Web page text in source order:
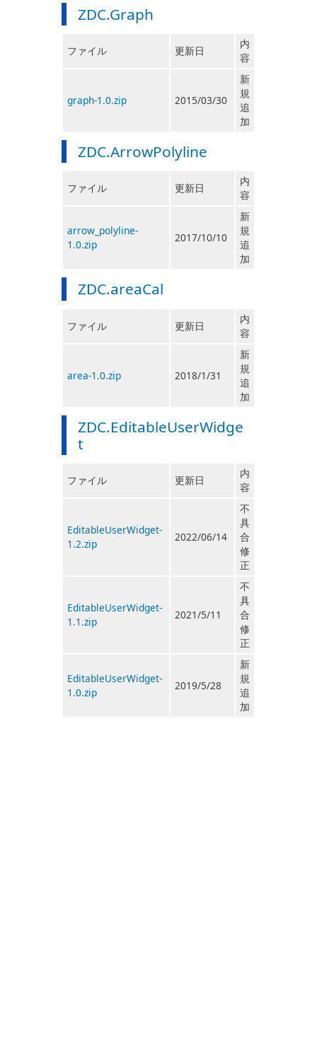
ZDC.Graph
ファイル 更新日
内
容
graph-1.0.zip 2015/03/30
新
規
追
加
ZDC.ArrowPolyline
ファイル 更新日
内
容
arrow_polyline-
1.0.zip
2017/10/10
新
規
追
加
ZDC.areaCal
ファイル 更新日
内
容
area-1.0.zip 2018/1/31
新
規
追
加
ZDC.EditableUserWidge
t
ファイル 更新日
内
容
EditableUserWidget-
1.2.zip
2022/06/14
不
具
合
修
正
EditableUserWidget-
1.1.zip
2021/5/11
不
具
合
修
正
EditableUserWidget-
1.0.zip
2019/5/28
新
規
追
加